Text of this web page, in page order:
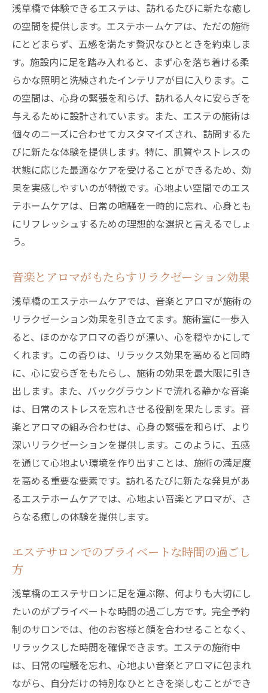
浅草橋で体験できるエステは、訪れるたびに新たな癒し
の空間を提供します。エステホームケアは、ただの施術
にとどまらず、五感を満たす贅沢なひとときを約束しま
す。施設内に足を踏み入れると、まず心を落ち着ける柔
らかな照明と洗練されたインテリアが目に入ります。こ
の空間は、心身の緊張を和らげ、訪れる人々に安らぎを
与えるために設計されています。また、エステの施術は
個々のニーズに合わせてカスタマイズされ、訪問するた
びに新たな体験を提供します。特に、肌質やストレスの
状態に応じた最適なケアを受けることができるため、効
果を実感しやすいのが特徴です。心地よい空間でのエス
テホームケアは、日常の喧騒を一時的に忘れ、心身とも
にリフレッシュするための理想的な選択と言えるでしょ
う。
音楽とアロマがもたらすリラクゼーション効果
浅草橋のエステホームケアでは、音楽とアロマが施術の
リラクゼーション効果を引き立てます。施術室に一歩入
ると、ほのかなアロマの香りが漂い、心を穏やかにして
くれます。この香りは、リラックス効果を高めると同時
に、心に安らぎをもたらし、施術の効果を最大限に引き
出します。また、バックグラウンドで流れる静かな音楽
は、日常のストレスを忘れさせる役割を果たします。音
楽とアロマの組み合わせは、心身の緊張を和らげ、より
深いリラクゼーションを提供します。このように、五感
を通じて心地よい環境を作り出すことは、施術の満足度
を高める重要な要素です。訪れるたびに新たな発見があ
るエステホームケアでは、心地よい音楽とアロマが、さ
らなる癒しの体験を提供します。
エステサロンでのプライベートな時間の過ごし
方
浅草橋のエステサロンに足を運ぶ際、何よりも大切にし
たいのがプライベートな時間の過ごし方です。完全予約
制のサロンでは、他のお客様と顔を合わせることなく、
リラックスした時間を確保できます。エステの施術中
は、日常の喧騒を忘れ、心地よい音楽とアロマに包まれ
ながら、自分だけの特別なひとときを楽しむことができ